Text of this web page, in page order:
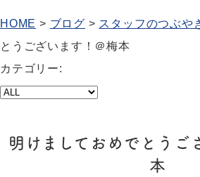
HOME > ブログ > スタッフのつぶや
とうございます！＠梅本
カテゴリー:
明けましておめでとうご
本